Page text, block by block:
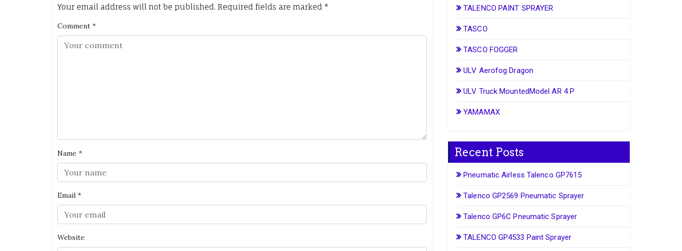
Your email address will not be published. Required fields are marked *
Comment *
Name *
Email *
Website
TALENCO PAINT SPRAYER
TASCO
TASCO FOGGER
ULV Aerofog Dragon
ULV Truck MountedModel AR 4 P
YAMAMAX
Recent Posts
Pneumatic Airless Talenco GP7615
Talenco GP2569 Pneumatic Sprayer
Talenco GP6C Pneumatic Sprayer
TALENCO GP4533 Paint Sprayer